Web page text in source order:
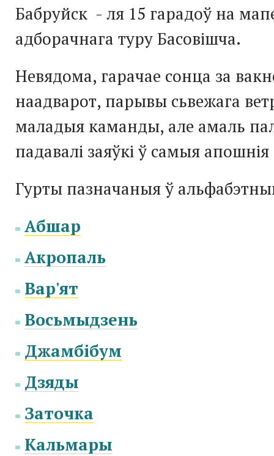
Бабруйск - ля 15 гарадоў на
адборачнага туру Басовішча.
Невядома, гарачае сонца за
наадварот, парывы сьвежага
маладыя каманды, але амаль
падавалі заяўкі ў самыя
Гурты пазначаныя ў
Абшар
Акропаль
Вар'ят
Восьмыдзень
Джамбібум
Дзяды
Заточка
Кальмары